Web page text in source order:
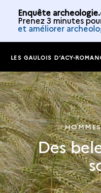
Enquête
Prenez 3 minutes
et améliorer
LES GAULOIS D’ACY-
Des